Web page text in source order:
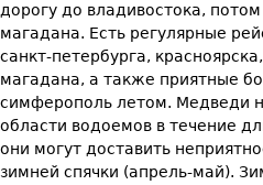
дорогу до владивостока,
магадана. Есть регулярные
санкт-петербурга,
магадана, а также приятные
симферополь летом. Медведи
области водоемов в течение
они могут доставить
зимней спячки (апрель-май).